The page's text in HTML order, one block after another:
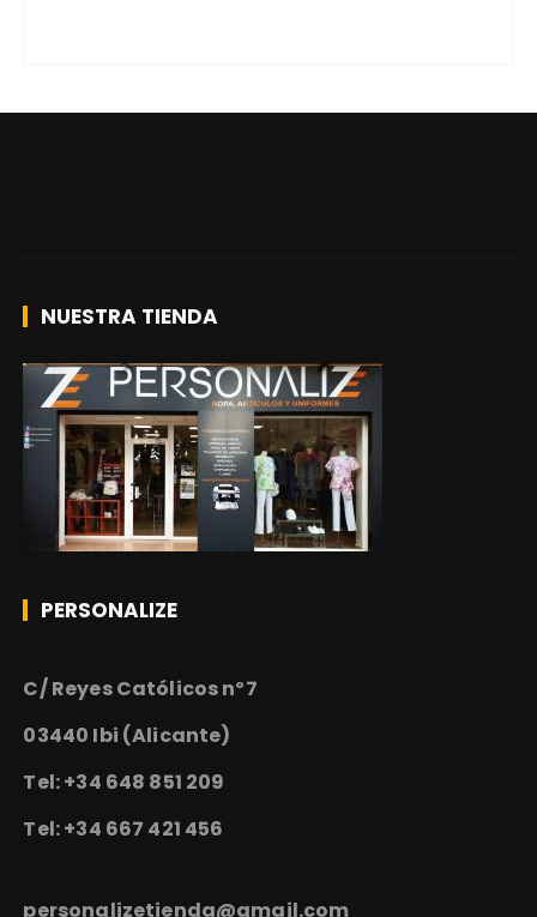
NUESTRA TIENDA
PERSONALIZE
C/ Reyes Católicos nº7
03440 Ibi (Alicante)
Tel: +34 648 851 209
Tel: +34 667 421 456
personalizetienda@gmail.com